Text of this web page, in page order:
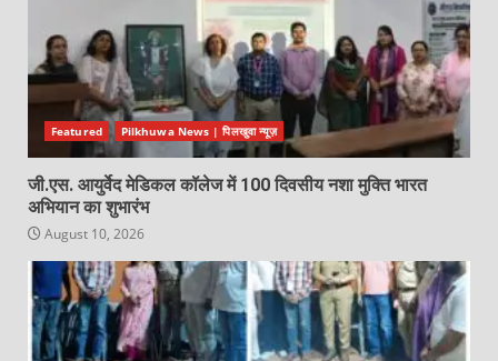
Featured Pilkhuwa News | पिलखुवा न्यूज़
जी.एस. आयुर्वेद मेडिकल कॉलेज में 100 दिवसीय नशा मुक्ति भारत
अभियान का शुभारंभ
August 10, 2026